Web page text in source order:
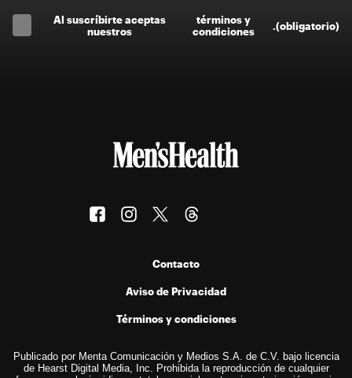
Al suscríbirte aceptas
nuestros
términos y
condiciones
(obligatorio)
Contacto
Aviso de Privacidad
Términos y condiciones
Publicado por Menta Comunicación y Medios S.A. de C.V. bajo licencia
de Hearst Digital Media, Inc. Prohibida la reproducción de cualquier